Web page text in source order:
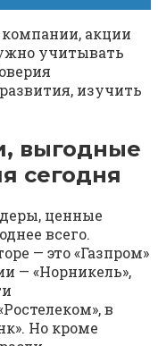
акции
учитывать
изучить
выгодные
сегодня
ценные
всего.
— это «Газпром»
— «Норникель»,
в
Но кроме